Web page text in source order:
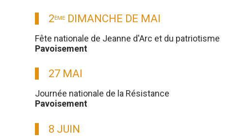
2ÈME DIMANCHE DE MAI
Fête nationale de Jeanne d'Arc et du patriotisme
Pavoisement
27 MAI
Journée nationale de la Résistance
Pavoisement
8 JUIN